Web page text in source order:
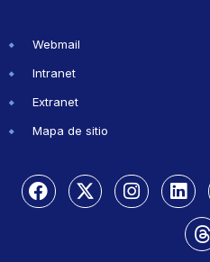
Webmail
Intranet
Extranet
Mapa de sitio